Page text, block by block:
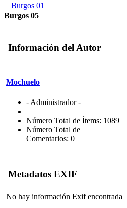
Burgos 01
Burgos 05
Información del Autor
Mochuelo
- Administrador -
Número Total de Ítems: 1089
Número Total de
Comentarios: 0
Metadatos EXIF
No hay información Exif encontrada